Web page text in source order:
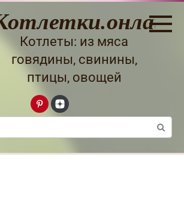
Котлеты: из мяса
говядины, свинины,
птицы, овощей